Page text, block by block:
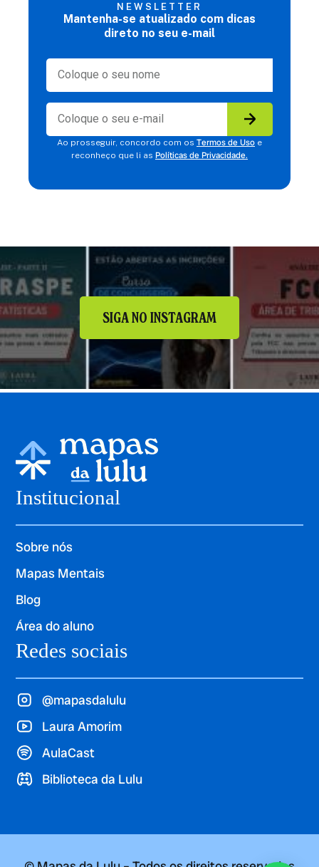
NEWSLETTER
Mantenha-se atualizado com dicas
direto no seu e-mail
Ao prosseguir, concordo com os Termos de Uso e
reconheço que li as Políticas de Privacidade.
SIGA NO INSTAGRAM
Institucional
Sobre nós
Mapas Mentais
Blog
Área do aluno
Redes sociais
@mapasdalulu
Laura Amorim
AulaCast
Biblioteca da Lulu